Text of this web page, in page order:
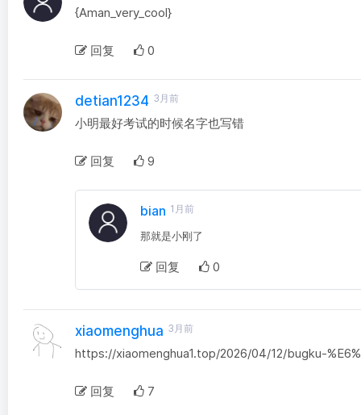
{Aman_very_cool}
回复 0
detian1234 3月前
小明最好考试的时候名字也写错
回复 9
bian 1月前
那就是小刚了
回复 0
xiaomenghua 3月前
https://xiaomenghua1.top/2026/04/12/bugku-
回复 7